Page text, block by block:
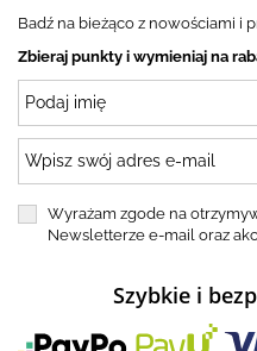
Badź na bieżąco z nowościami i
Zbieraj punkty i wymieniaj na
Wyrażam zgode na
Newsletterze e-mail oraz
Szybkie i